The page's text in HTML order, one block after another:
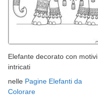
Elefante decorato con motivi
intricati
nelle Pagine Elefanti da
Colorare